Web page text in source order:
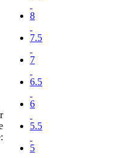
8
7.5
7
6.5
6
5.5
5